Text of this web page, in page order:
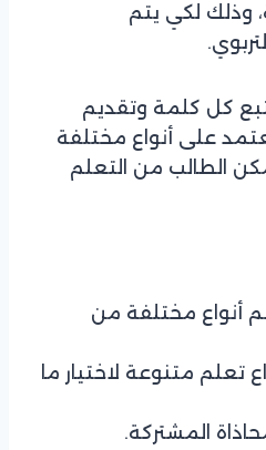
وذلك لكي يتم
كل كلمة وتقديم
على أنواع مختلفة
الطالب من التعلم
أنواع مختلفة من
تعلم متنوعة لاختيار ما
المشتركة.